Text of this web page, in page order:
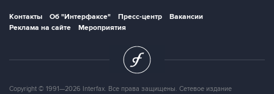
Контакты Об "Интерфаксе" Пресс-центр
Вакансии
Реклама на сайте
Мероприятия
Copyright © 1991—2026 Interfax. Все права защищены. Сетевое издание